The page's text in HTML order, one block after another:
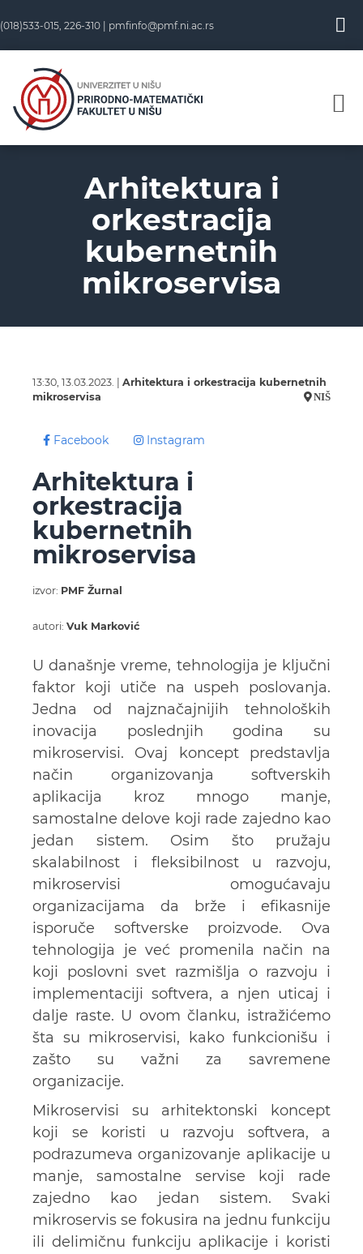
(018)533-015, 226-310 | pmfinfo@pmf.ni.ac.rs
Arhitektura i
orkestracija
kubernetnih
mikroservisa
13:30, 13.03.2023. | Arhitektura i orkestracija kubernetnih
mikroservisa
NIŠ
Facebook Instagram
Arhitektura i
orkestracija
kubernetnih
mikroservisa
izvor: PMF Žurnal
autori: Vuk Marković
U današnje vreme, tehnologija je ključni
faktor koji utiče na uspeh poslovanja.
Jedna od najznačajnijih tehnoloških
inovacija poslednjih godina su
mikroservisi. Ovaj koncept predstavlja
način organizovanja softverskih
aplikacija kroz mnogo manje,
samostalne delove koji rade zajedno kao
jedan sistem. Osim što pružaju
skalabilnost i fleksibilnost u razvoju,
mikroservisi omogućavaju
organizacijama da brže i efikasnije
isporuče softverske proizvode. Ova
tehnologija je već promenila način na
koji poslovni svet razmišlja o razvoju i
implementaciji softvera, a njen uticaj i
dalje raste. U ovom članku, istražićemo
šta su mikroservisi, kako funkcionišu i
zašto su važni za savremene
organizacije.
Mikroservisi su arhitektonski koncept
koji se koristi u razvoju softvera, a
podrazumeva organizovanje aplikacije u
manje, samostalne servise koji rade
zajedno kao jedan sistem. Svaki
mikroservis se fokusira na jednu funkciju
ili delimičnu funkciju aplikacije i koristi